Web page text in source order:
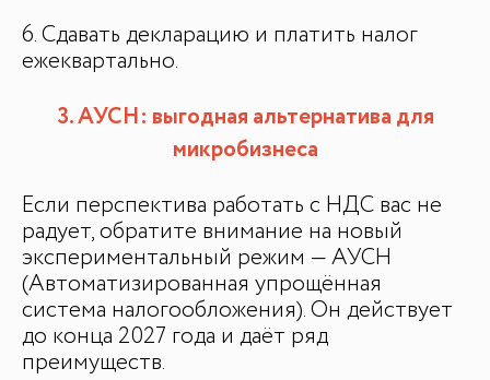
6. Сдавать декларацию и платить налог
ежеквартально.
3. АУСН: выгодная альтернатива для
микробизнеса
Если перспектива работать с НДС вас не
радует, обратите внимание на новый
экспериментальный режим — АУСН
(Автоматизированная упрощённая
система налогообложения). Он действует
до конца 2027 года и даёт ряд
преимуществ.